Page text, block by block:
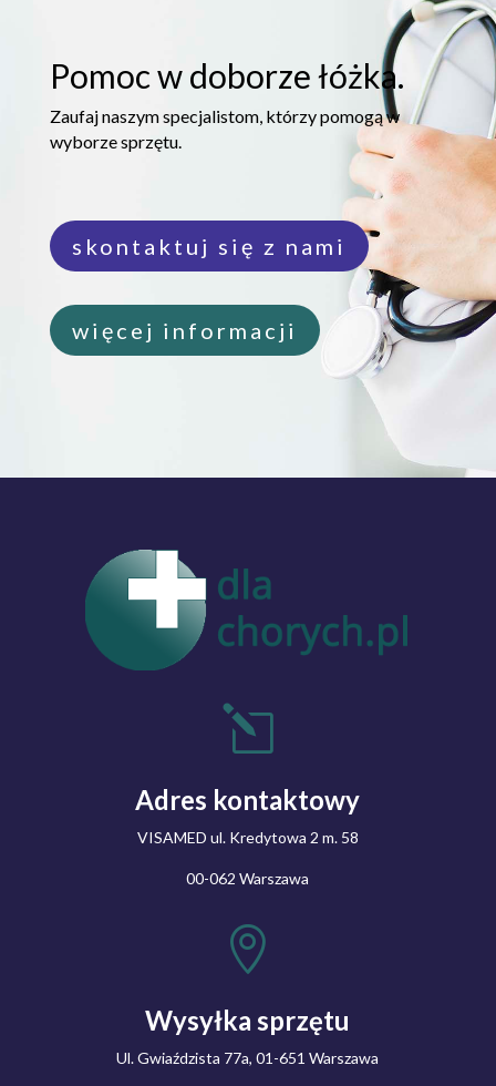
Pomoc w doborze łóżka.
Zaufaj naszym specjalistom, którzy pomogą w
wyborze sprzętu.
skontaktuj się z nami
więcej informacji
l
Adres kontaktowy
VISAMED ul. Kredytowa 2 m. 58
00-062 Warszawa

Wysyłka sprzętu
Ul. Gwiaździsta 77a, 01-651 Warszawa